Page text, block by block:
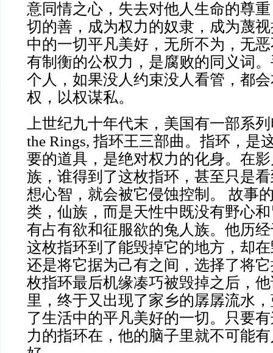
意同情之心，失去对他人生命的尊
切的善，成为权力的奴隶，成为蔑
中的一切平凡美好，无所不为，无
有制衡的公权力，是腐败的同义词
个人，如果没人约束没人看管，都
权，以权谋私。
上世纪九十年代末，美国有一部系
the Rings, 指环王三部曲。指环，是
要的道具，是绝对权力的化身。在
族，谁得到了这枚指环，甚至只是
想心智，就会被它侵蚀控制。 故事
类，仙族，而是天性中既没有野心
有占有欲和征服欲的兔人族。他历
这枚指环到了能毁掉它的地方，却
还是将它据为己有之间，选择了将
枚指环最后机缘凑巧被毁掉之后，
里，终于又出现了家乡的孱孱流水
了生活中的平凡美好的一切。只要
力的指环在，他的脑子里就不可能